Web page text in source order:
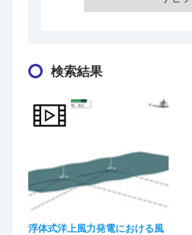
検索結果
浮体式洋上風力発電における風